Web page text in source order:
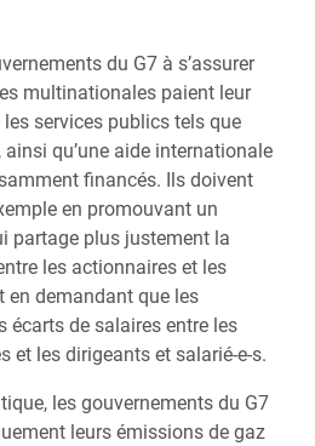
du G7 à s’assurer
multinationales paient leur
les services publics tels que
ainsi qu’une aide internationale
financés. Ils doivent
en promouvant un
partage plus justement la
les actionnaires et les
en demandant que les
écarts de salaires entre les
et les dirigeants et salarié-e-s.
les gouvernements du G7
leurs émissions de gaz